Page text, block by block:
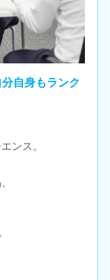
自身もランク
ンス。